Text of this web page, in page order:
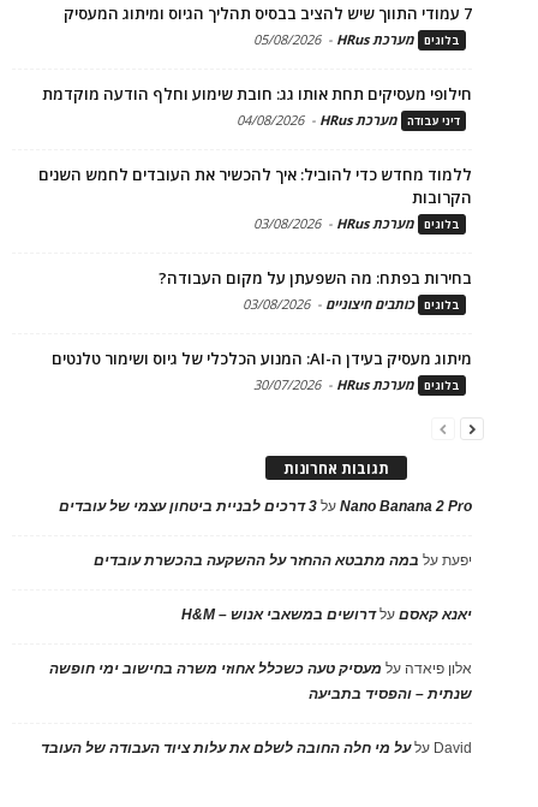
7 עמודי התווך שיש להציב בבסיס תהליך הגיוס ומיתוג המעסיק
בלוגים מערכת HRus -
05/08/2026
חילופי מעסיקים תחת אותו גג: חובת שימוע וחלף הודעה מוקדמת
דיני עבודה מערכת HRus -
04/08/2026
ללמוד מחדש כדי להוביל: איך להכשיר את העובדים לחמש השנים
הקרובות
בלוגים מערכת HRus -
03/08/2026
בחירות בפתח: מה השפעתן על מקום העבודה?
בלוגים כותבים חיצוניים -
03/08/2026
מיתוג מעסיק בעידן ה-AI: המנוע הכלכלי של גיוס ושימור טלנטים
בלוגים מערכת HRus -
30/07/2026
תגובות אחרונות
Nano Banana 2 Proעל 3 דרכים לבניית ביטחון עצמי של עובדים
יפעתעל במה מתבטא ההחזר על ההשקעה בהכשרת עובדים
יאנא קאסםעלדרושים במשאבי אנוש – H&M
אלון פיאדה על מעסיק טעה כשכלל אחוזי משרה בחישוב ימי חופשה
שנתית – והפסיד בתביעה
David עלעל מי חלה החובה לשלם את עלות ציוד העבודה של העובד